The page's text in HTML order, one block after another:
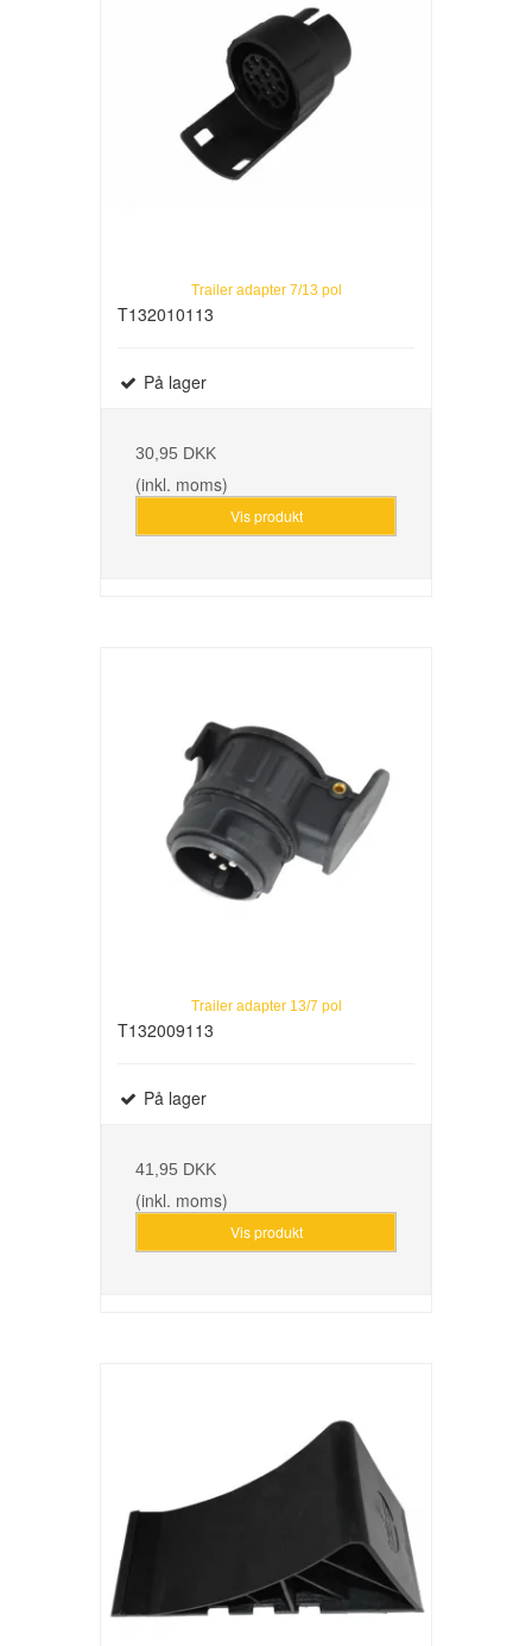
Trailer adapter 7/13 pol
T132010113
På lager
30,95 DKK
(inkl. moms)
Vis produkt
Trailer adapter 13/7 pol
T132009113
På lager
41,95 DKK
(inkl. moms)
Vis produkt